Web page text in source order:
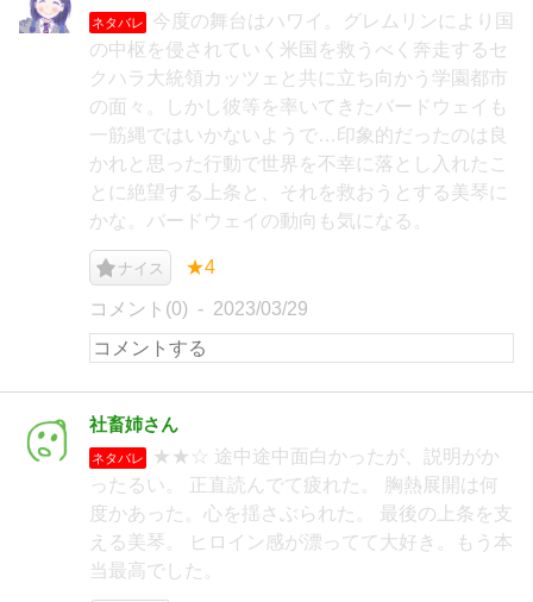
ネタバレ
今度の舞台はハワイ。グレムリンにより国
の中枢を侵されていく米国を救うべく奔走するセ
クハラ大統領カッツェと共に立ち向かう学園都市
の面々。しかし彼等を率いてきたバードウェイも
一筋縄ではいかないようで…印象的だったのは良
かれと思った行動で世界を不幸に落とし入れたこ
とに絶望する上条と、それを救おうとする美琴に
かな。バードウェイの動向も気になる。
ナイス ★4
コメント(0) 2023/03/29
社畜姉さん
ネタバレ
★★☆ 途中途中面白かったが、説明がか
ったるい。 正直読んでて疲れた。 胸熱展開は何
度かあった。心を揺さぶられた。 最後の上条を支
える美琴。 ヒロイン感が漂ってて大好き。もう本
当最高でした。